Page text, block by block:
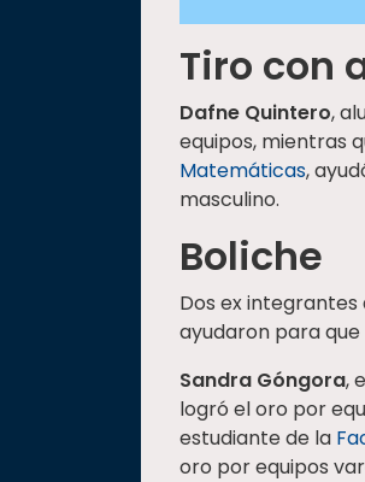
Tiro con
Dafne Quintero,
equipos, mientras
Matemáticas,
masculino.
Boliche
Dos ex
ayudaron para
Sandra Góngora,
logró el oro por
estudiante de la
oro por equipos